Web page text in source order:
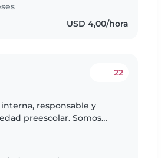
USD 4,00/hora
22
responsable y
preescolar. Somos